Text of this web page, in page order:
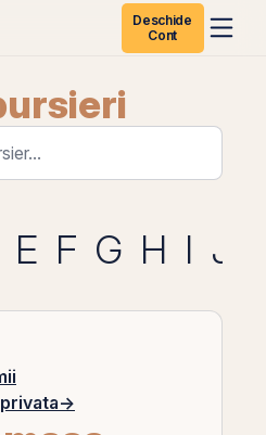
Deschide
Cont
E F G H I J
→